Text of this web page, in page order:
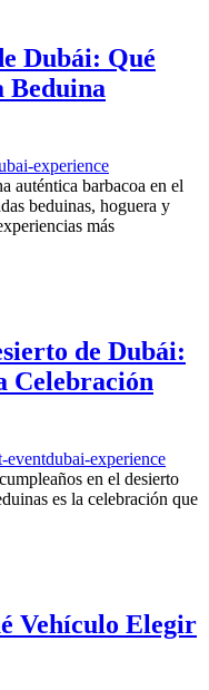
Dubái: Qué
Beduina
experience
auténtica barbacoa en el
beduinas, hoguera y
más
de Dubái:
Celebración
eventdubai-experience
en el desierto
es la celebración que
Vehículo Elegir